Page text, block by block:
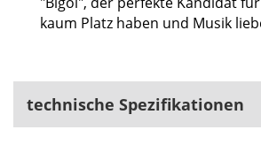
kaum Platz haben und Musik
technische Spezifikationen